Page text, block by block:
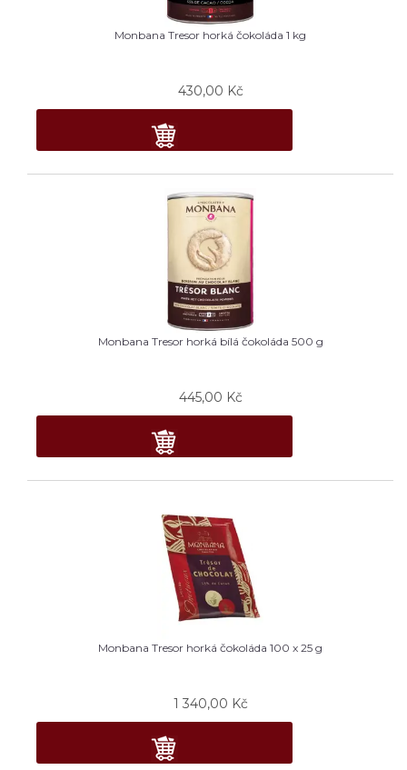
Monbana Tresor horká čokoláda 1 kg
430,00 Kč
Monbana Tresor horká bílá čokoláda 500 g
445,00 Kč
Monbana Tresor horká čokoláda 100 x 25 g
1 340,00 Kč